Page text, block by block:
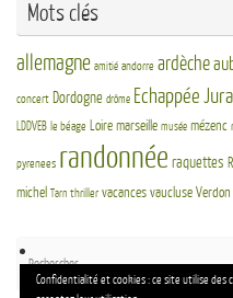
Mots clés
allemagne amitié andorre ardèche
concert Dordogne drôme Echappée Jura
LDDVEB le béage Loire marseille musée mézenc
pyrenees randonnée raquettes
michel Tarn thriller vacances vaucluse Verdon
Confidentialité et cookies : ce site utilise des